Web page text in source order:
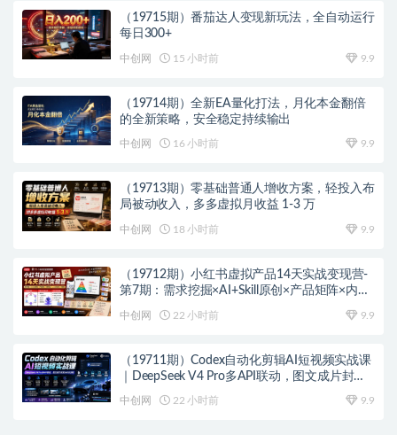
（19715期）番茄达人变现新玩法，全自动运行
每日300+
中创网 15 小时前 9.9
（19714期）全新EA量化打法，月化本金翻倍
的全新策略，安全稳定持续输出
中创网 16 小时前 9.9
（19713期）零基础普通人增收方案，轻投入布
局被动收入，多多虚拟月收益 1-3 万
中创网 18 小时前 9.9
（19712期）小红书虚拟产品14天实战变现营-
第7期：需求挖掘×AI+Skill原创×产品矩阵×内容
中创网 22 小时前 9.9
（19711期）Codex自动化剪辑AI短视频实战课
｜DeepSeek V4 Pro多API联动，图文成片封装
中创网 22 小时前 9.9